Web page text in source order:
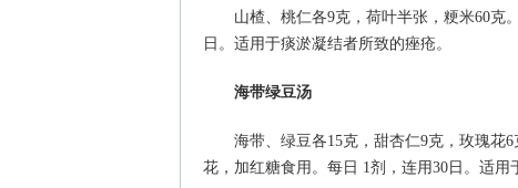
山楂、桃仁各9克，荷叶半张，粳米60克
日。适用于痰淤凝结者所致的痤疮。
海带绿豆汤
海带、绿豆各15克，甜杏仁9克，玫瑰花
花，加红糖食用。每日 1剂，连用30日。适用